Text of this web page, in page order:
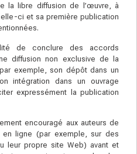
la libre diffusion de l’œuvre, à
ci et sa première publication
de conclure des accords
diffusion non exclusive de la
exemple, son dépôt dans un
intégration dans un ouvrage
expressément la publication
encouragé aux auteurs de
ligne (par exemple, sur des
leur propre site Web) avant et